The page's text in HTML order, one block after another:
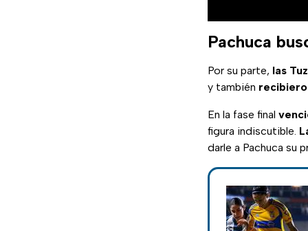
Pachuca
Por su parte, las
y también
En la fase final
figura indiscutible.
darle a Pachuca su